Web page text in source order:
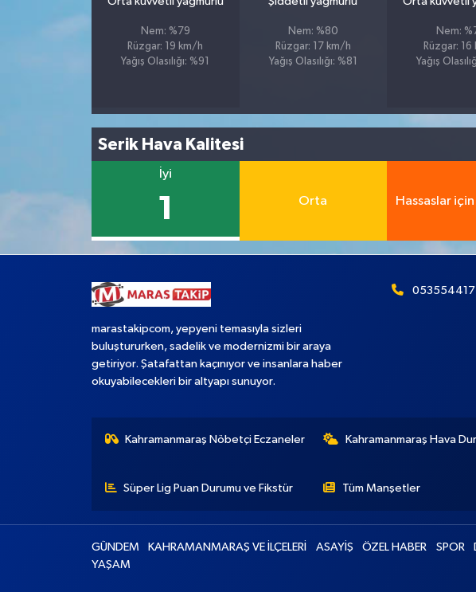
Nem: %79
Rüzgar: 19 km/h
Yağış Olasılığı: %91
Nem: %80
Rüzgar: 17 km/h
Yağış Olasılığı: %81
Nem:
Rüzgar: 16
Yağış
Serik Hava Kalitesi
İyi
1 Orta Hassaslar için
marastakipcom, yepyeni temasıyla sizleri
buluştururken, sadelik ve modernizmi bir araya
getiriyor. Şatafattan kaçınıyor ve insanlara haber
okuyabilecekleri bir altyapı sunuyor.
Kahramanmaraş Nöbetçi Eczaneler Kahramanmaraş Hava
Süper Lig Puan Durumu ve Fikstür Tüm Manşetler
GÜNDEM KAHRAMANMARAŞ VE İLÇELERİ ASAYİŞ ÖZEL HABER SPOR
YAŞAM